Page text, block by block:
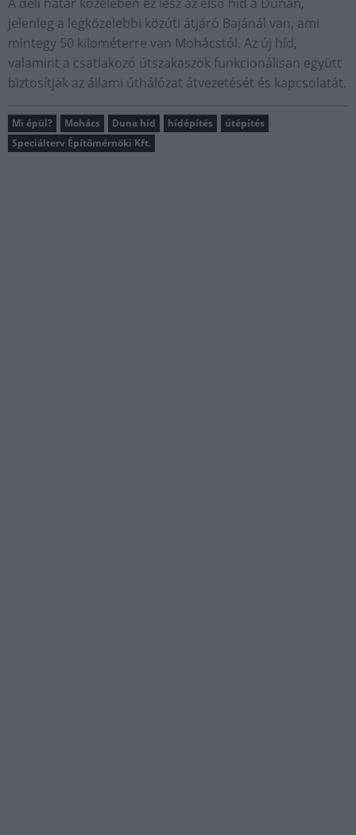
jelenleg a legközelebbi közúti átjáró Bajánál van, ami
mintegy 50 kilométerre van Mohácstól. Az új híd,
valamint a csatlakozó útszakaszok funkcionálisan együtt
biztosítják az állami úthálózat átvezetését és kapcsolatát.
Mi épül? Mohács Duna híd hídépítés
útépítés
Speciálterv Építőmérnöki Kft.